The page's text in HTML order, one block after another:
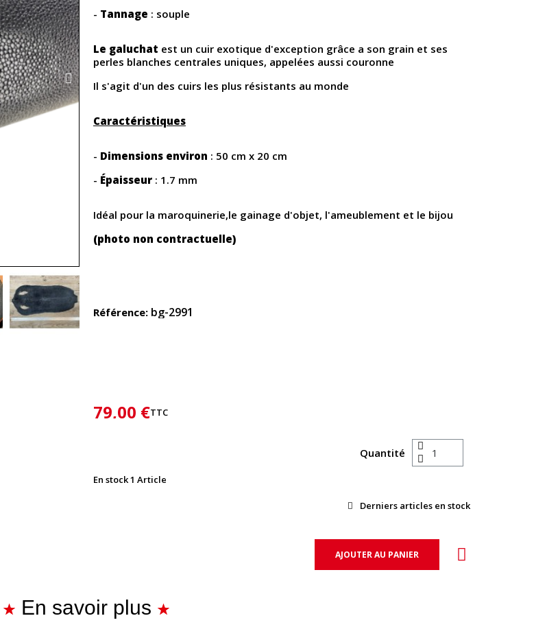
- Tannage : souple
Le galuchat est un cuir exotique d'exception grâce a son grain et ses
perles blanches centrales uniques, appelées aussi couronne
Il s'agit d'un des cuirs les plus résistants au monde
Caractéristiques
- Dimensions environ : 50 cm x 20 cm
- Épaisseur : 1.7 mm
Idéal pour la maroquinerie,le gainage d'objet, l'ameublement et le bijou
(photo non contractuelle)
Référence bg-2991
79,00 €TTC
Quantité
En stock1 Article
Derniers articles en stock
AJOUTER AU PANIER
En savoir plus